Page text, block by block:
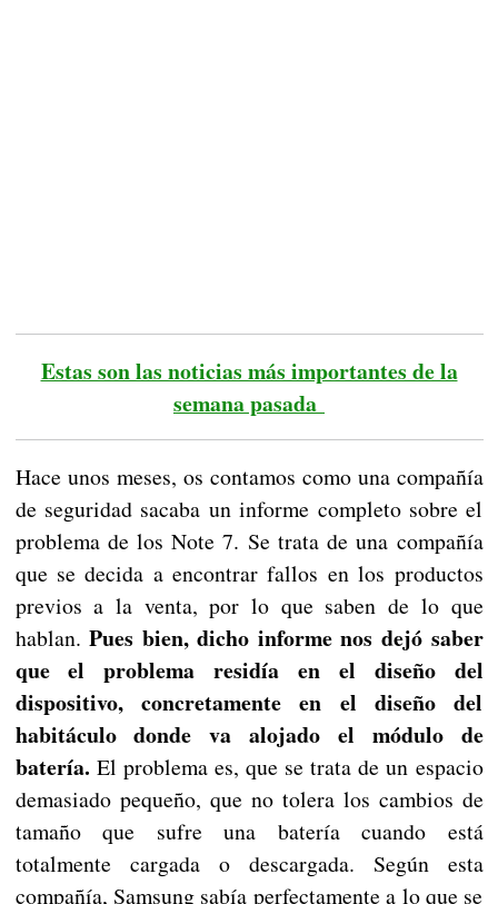
Estas son las noticias más importantes de la
semana pasada
Hace unos meses, os contamos como una compañía
de seguridad sacaba un informe completo sobre el
problema de los Note 7. Se trata de una compañía
que se decida a encontrar fallos en los productos
previos a la venta, por lo que saben de lo que
hablan. Pues bien, dicho informe nos dejó saber
que el problema residía en el diseño del
dispositivo, concretamente en el diseño del
habitáculo donde va alojado el módulo de
batería. El problema es, que se trata de un espacio
demasiado pequeño, que no tolera los cambios de
tamaño que sufre una batería cuando está
totalmente cargada o descargada. Según esta
compañía, Samsung sabía perfectamente a lo que se